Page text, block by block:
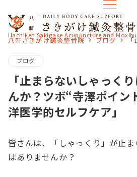
Hachiken Sakigake Acupuncture and
八軒さきがけ鍼灸整骨院 ブログ 「止まら
ブログ
「止まらないしゃっく
んか？ツボ“寺澤ポイン
洋医学的セルフケア」
皆さんは、「しゃっくり」が止
はありませんか？